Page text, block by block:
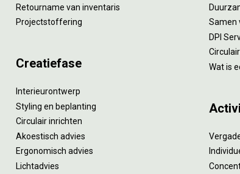
Retourname van inventaris
Projectstoffering
Creatiefase
Interieurontwerp
Styling en beplanting
Circulair inrichten
Akoestisch advies
Ergonomisch advies
Lichtadvies
Samen
DPI
Wat is